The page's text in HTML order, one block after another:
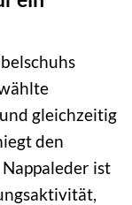
gleichzeitig
den
ist